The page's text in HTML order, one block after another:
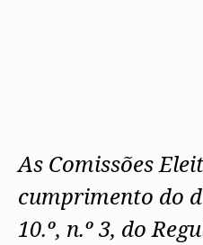
As Comissões
cumprimento do
10.º, n.º 3, do